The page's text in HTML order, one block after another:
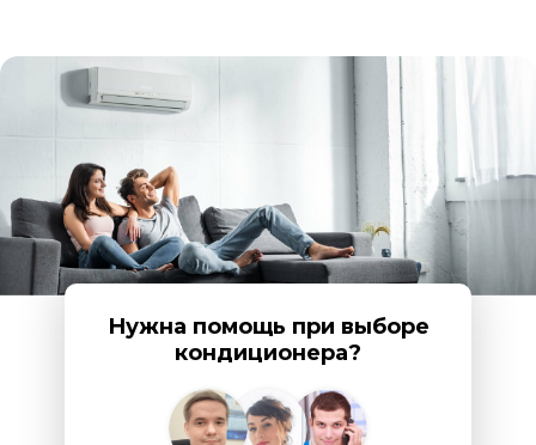
Нужна помощь при выборе
кондиционера?